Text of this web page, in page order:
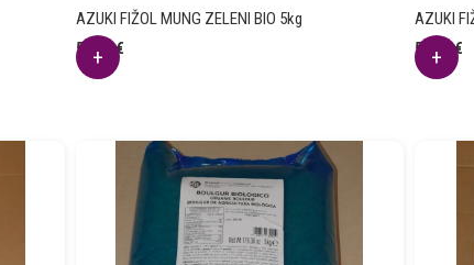
AZUKI FIŽOL MUNG ZELENI BIO 5kg
50.24€
AZUKI
58.64€